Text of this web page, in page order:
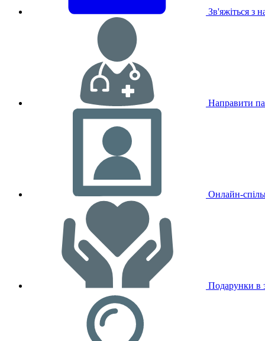
Зв'яжіться з
Направити
Онлайн-
Подарунки в